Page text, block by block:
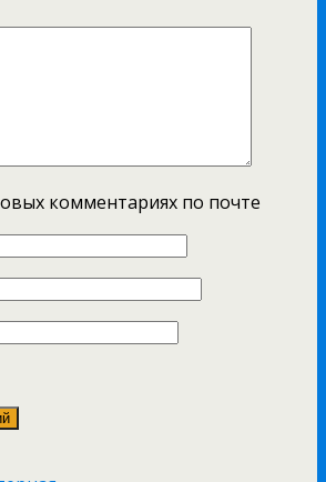
комментариях по почте